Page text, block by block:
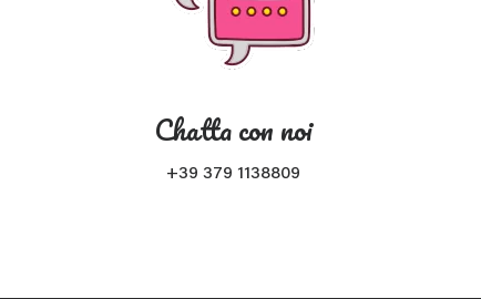
Chatta con noi
+39 379 1138809